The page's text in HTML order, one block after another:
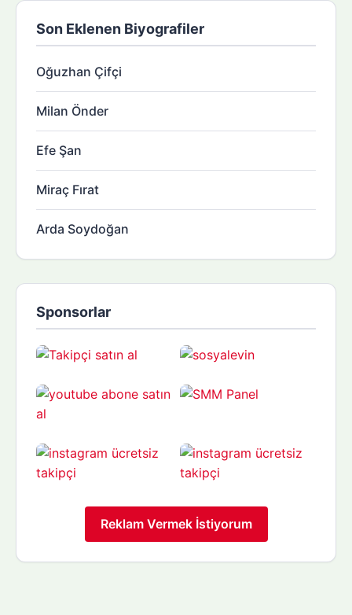
Son Eklenen Biyografiler
Oğuzhan Çifçi
Milan Önder
Efe Şan
Miraç Fırat
Arda Soydoğan
Sponsorlar
Reklam Vermek İstiyorum